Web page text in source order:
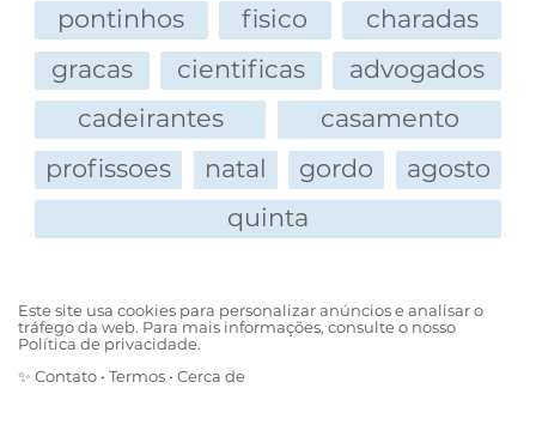
MODERNO
c.. Usa cremes no verão b**... FRESCA
d.. Usa cremes o ano todo BICHONA TOTAL
e.. Não vive sem hidratante FILA DE ESPERA
DA OPERAÇÃO PRA TROCA DE s**...
8 - Animais de estimação
a.. Animal de quê? MACHO
b.. Tem um vira-lata que come restos da comida
C.. Tem cão de raça que vive dentro de casa e
come ração especial b**...
c.. O cão de raça dorme na sua própria cama
pontinhos
fisico
charadas
gracas
cientificas
advogados
cadeirantes
casamento
profissoes
natal gordo
agosto
quinta
Este site usa cookies para personalizar anúncios e analisar o
tráfego da web. Para mais informações, consulte o nosso
Política de privacidade.
✨ Contato • Termos • Cerca de